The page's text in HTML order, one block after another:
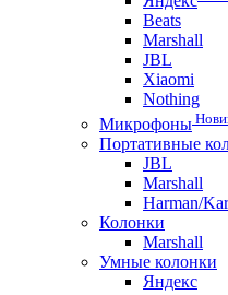
Beats
Marshall
JBL
Xiaomi
Nothing
Микрофоны
Портативные
JBL
Marshall
Harman/
Колонки
Marshall
Умные колонки
Яндекс